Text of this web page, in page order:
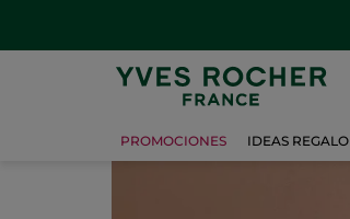
PROMOCIONES IDEAS REGALO